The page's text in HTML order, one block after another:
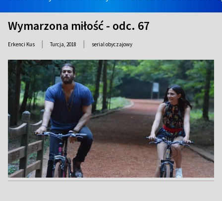
Wymarzona miłość - odc. 67
Erkenci Kus | Turcja, 2018 | serial obyczajowy